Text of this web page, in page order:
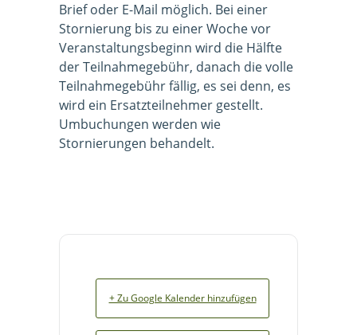
Brief oder E-Mail möglich. Bei einer
Stornierung bis zu einer Woche vor
Veranstaltungsbeginn wird die Hälfte
der Teilnahmegebühr, danach die volle
Teilnahmegebühr fällig, es sei denn, es
wird ein Ersatzteilnehmer gestellt.
Umbuchungen werden wie
Stornierungen behandelt.
+ Zu Google Kalender hinzufügen